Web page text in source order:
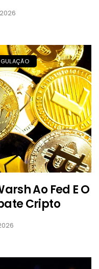
Ao Fed E O
Cripto